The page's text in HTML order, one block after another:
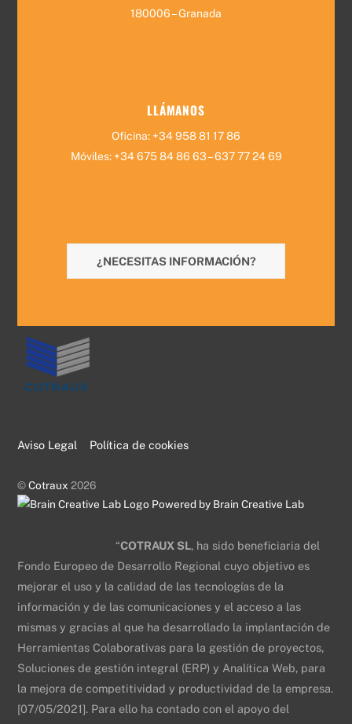
180006 – Granada
LLÁMANOS
Oficina: +34 958 81 17 86
Móviles: +34 675 84 86 63 – 637 77 24 69
¿NECESITAS INFORMACIÓN?
Aviso Legal Política de cookies
©Cotraux 2026
Powered by Brain Creative Lab
“COTRAUX SL, ha sido beneficiaria del
Fondo Europeo de Desarrollo Regional cuyo objetivo es
mejorar el uso y la calidad de las tecnologías de la
información y de las comunicaciones y el acceso a las
mismas y gracias al que ha desarrollado la implantación de
Herramientas Colaborativas para la gestión de proyectos,
Soluciones de gestión integral (ERP) y Analítica Web, para
la mejora de competitividad y productividad de la empresa.
[07/05/2021]. Para ello ha contado con el apoyo del